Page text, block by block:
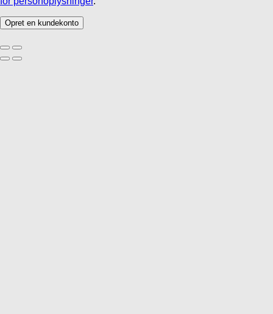
Opret en kundekonto